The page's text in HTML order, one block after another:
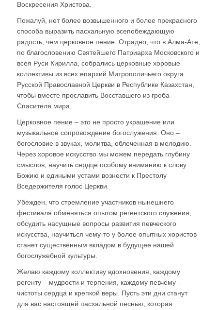
Воскресения Христова.
Пожалуй, нет более возвышенного и более прекрасного
способа выразить пасхальную всепобеждающую
радость, чем церковное пение. Отрадно, что в Алма-Ате,
по благословению Святейшего Патриарха Московского и
всея Руси Кирилла, собрались церковные хоровые
коллективы из всех епархий Митрополичьего округа
Русской Православной Церкви в Республике Казахстан,
чтобы вместе прославить Восставшего из гроба
Спасителя мира.
Церковное пение – это не просто украшение или
музыкальное сопровождение богослужения. Оно –
богословие в звуках, молитва, облеченная в мелодию.
Через хоровое искусство мы можем передать глубину
смыслов, научить сердце особому вниманию к слову
Божию и едиными устами вознести к Престолу
Вседержителя голос Церкви.
Убежден, что стремление участников нынешнего
фестиваля обменяться опытом регентского служения,
обсудить насущные вопросы развития певческого
искусства, научиться чему-то у более опытных хористов
станет существенным вкладом в будущее нашей
богослужебной культуры.
Желаю каждому коллективу вдохновения, каждому
регенту – мудрости и терпения, каждому певчему –
чистоты сердца и крепкой веры. Пусть эти дни станут
для вас настоящей пасхальной песнью, которая